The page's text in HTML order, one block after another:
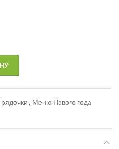
, Меню Нового года